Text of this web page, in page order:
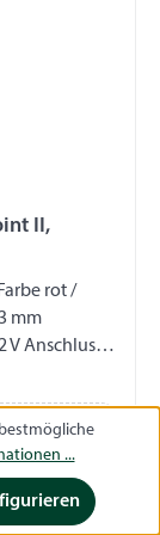
II,
rot /
mm
V Anschluss
Anmelden
registrieren
...